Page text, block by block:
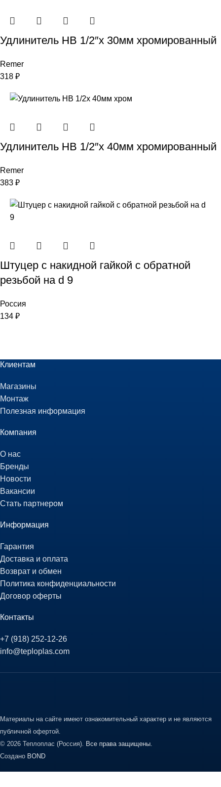
Удлинитель НВ 1/2″x 30мм хромированный
Remer
318 ₽
Удлинитель НВ 1/2″x 40мм хромированный
Remer
383 ₽
Штуцер с накидной гайкой с обратной
резьбой на d 9
Россия
134 ₽
Клиентам
Магазины
Монтаж
Полезная информация
Компания
О нас
Бренды
Новости
Вакансии
Стать партнером
Информация
Гарантия
Доставка и оплата
Возврат и обмен
Политика конфиденциальности
Договор оферты
Контакты
+7 (918) 252-12-26
info@teploplas.com
Материалы на сайте имеют ознакомительный характер и не являются
публичной офертой.
© 2026 Теплоплас (Россия). Все права защищены.
Создано BOND